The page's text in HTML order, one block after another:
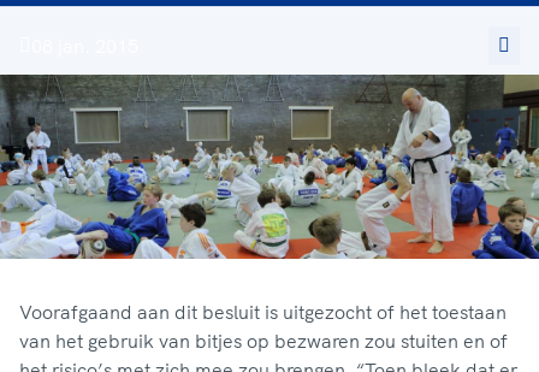
Voorafgaand aan dit besluit is uitgezocht of het toestaan
van het gebruik van bitjes op bezwaren zou stuiten en of